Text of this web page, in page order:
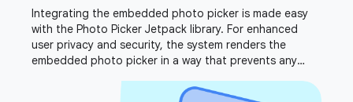
Integrating the embedded photo picker is made easy
with the Photo Picker Jetpack library. For enhanced
user privacy and security, the system renders the
embedded photo picker in a way that prevents any